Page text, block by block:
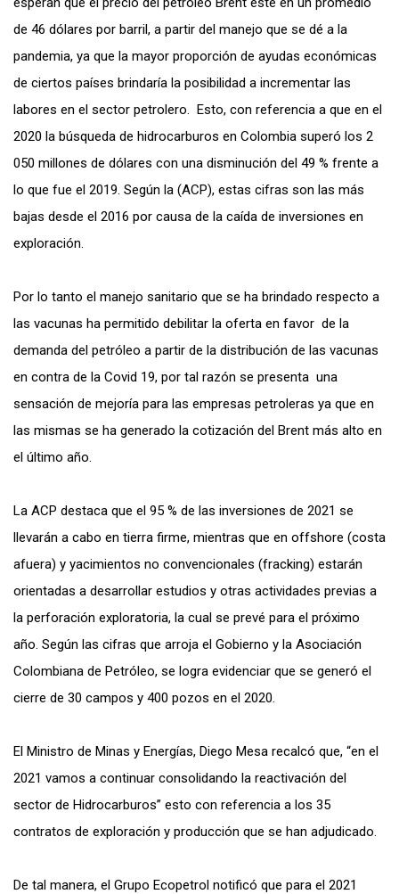
de 46 dólares por barril, a partir del manejo que se dé a la
pandemia, ya que la mayor proporción de ayudas económicas
de ciertos países brindaría la posibilidad a incrementar las
labores en el sector petrolero. Esto, con referencia a que en el
2020 la búsqueda de hidrocarburos en Colombia superó los 2
050 millones de dólares con una disminución del 49 % frente a
lo que fue el 2019. Según la (ACP), estas cifras son las más
bajas desde el 2016 por causa de la caída de inversiones en
exploración.
Por lo tanto el manejo sanitario que se ha brindado respecto a
las vacunas ha permitido debilitar la oferta en favor de la
demanda del petróleo a partir de la distribución de las vacunas
en contra de la Covid 19, por tal razón se presenta una
sensación de mejoría para las empresas petroleras ya que en
las mismas se ha generado la cotización del Brent más alto en
el último año.
La ACP destaca que el 95 % de las inversiones de 2021 se
llevarán a cabo en tierra firme, mientras que en offshore (costa
afuera) y yacimientos no convencionales (fracking) estarán
orientadas a desarrollar estudios y otras actividades previas a
la perforación exploratoria, la cual se prevé para el próximo
año. Según las cifras que arroja el Gobierno y la Asociación
Colombiana de Petróleo, se logra evidenciar que se generó el
cierre de 30 campos y 400 pozos en el 2020.
El Ministro de Minas y Energías, Diego Mesa recalcó que, “en el
2021 vamos a continuar consolidando la reactivación del
sector de Hidrocarburos” esto con referencia a los 35
contratos de exploración y producción que se han adjudicado.
De tal manera, el Grupo Ecopetrol notificó que para el 2021